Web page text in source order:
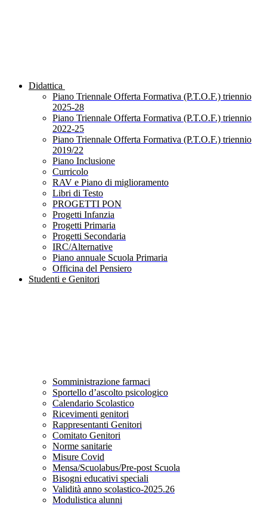
Didattica
Piano Triennale Offerta Formativa (P.T.O.F.) triennio
2025-28
Piano Triennale Offerta Formativa (P.T.O.F.) triennio
2022-25
Piano Triennale Offerta Formativa (P.T.O.F.) triennio
2019/22
Piano Inclusione
Curricolo
RAV e Piano di miglioramento
Libri di Testo
PROGETTI PON
Progetti Infanzia
Progetti Primaria
Progetti Secondaria
IRC/Alternative
Piano annuale Scuola Primaria
Officina del Pensiero
Studenti e Genitori
Somministrazione farmaci
Sportello d’ascolto psicologico
Calendario Scolastico
Ricevimenti genitori
Rappresentanti Genitori
Comitato Genitori
Norme sanitarie
Misure Covid
Mensa/Scuolabus/Pre-post Scuola
Bisogni educativi speciali
Validità anno scolastico-2025.26
Modulistica alunni